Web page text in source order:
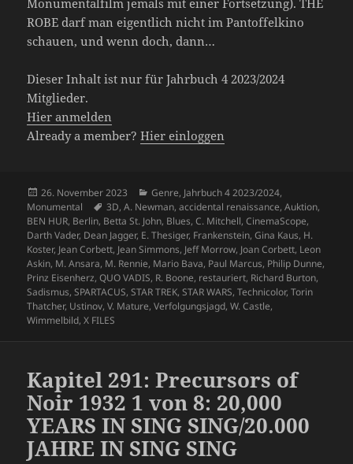
ROBE darf man eigentlich nicht im Pantoffelkino
schauen, und wenn doch, dann…
Dieser Inhalt ist nur für Jahrbuch 4 2023/2024
Mitglieder.
Hier anmelden
Already a member?Hier einloggen
Veröffentlicht
am
26. November 2023 Kategorien
Genre, Jahrbuch 4 2023/2024,
Monumental
Schlagwörter
3D,A. Newman,accidental renaissance,Auktion,
BEN HUR, Berlin, Betta St. John, Blues,C. Mitchell,CinemaScope,
Darth Vader, Dean Jagger, E. Thesiger, Frankenstein,Gina Kaus, H.
Koster, Jean Corbett, Jean Simmons, Jeff Morrow, Joan Corbett, Leon
Askin, M. Ansara, M. Rennie, Mario Bava, Paul Marcus, Philip Dunne,
Prinz Eisenherz,QUO VADIS, R. Boone, restauriert, Richard Burton,
Sadismus,SPARTACUS,STAR TREK,STAR WARS,Technicolor,Torin
Thatcher, Ustinov,V. Mature,Verfolgungsjagd,W. Castle,
Wimmelbild,X FILES
Kapitel 291: Precursors of
Noir 1932 1 von 8: 20,000
YEARS IN SING SING/20.000
JAHRE IN SING SING